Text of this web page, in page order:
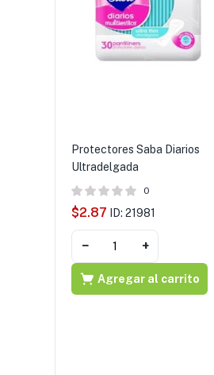
Protectores Saba Diarios
Ultradelgada
0
$2.87 ID: 21981
− +
Agregar al carrito